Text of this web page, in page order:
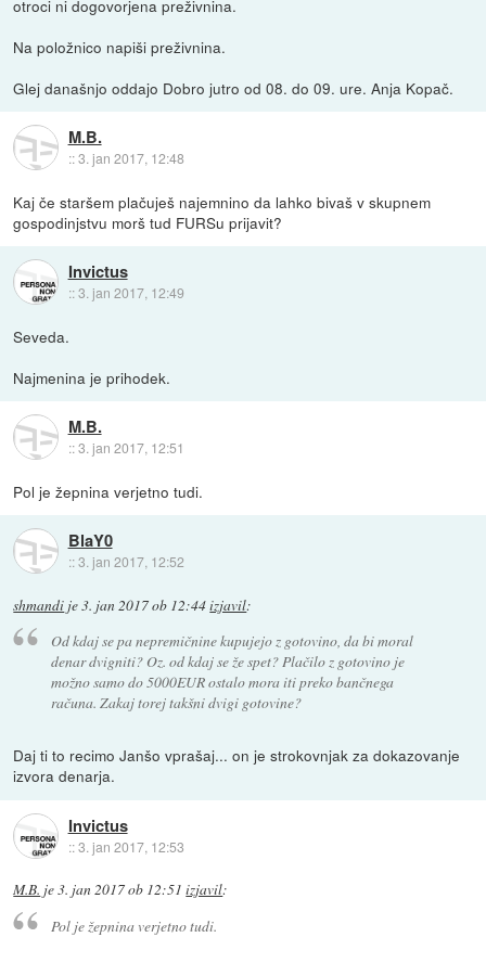
otroci ni dogovorjena preživnina.
Na položnico napiši preživnina.
Glej današnjo oddajo Dobro jutro od 08. do 09. ure. Anja Kopač.
M.B.
::3. jan 2017, 12:48
Kaj če staršem plačuješ najemnino da lahko bivaš v skupnem
gospodinjstvu morš tud FURSu prijavit?
Invictus
::3. jan 2017, 12:49
Seveda.
Najmenina je prihodek.
M.B.
::3. jan 2017, 12:51
Pol je žepnina verjetno tudi.
BlaY0
::3. jan 2017, 12:52
shmandi je3. jan 2017 ob 12:44izjavil:
Od kdaj se pa nepremičnine kupujejo z gotovino, da bi moral
denar dvigniti? Oz. od kdaj se že spet? Plačilo z gotovino je
možno samo do 5000EUR ostalo mora iti preko bančnega
računa. Zakaj torej takšni dvigi gotovine?
Daj ti to recimo Janšo vprašaj... on je strokovnjak za dokazovanje
izvora denarja.
Invictus
::3. jan 2017, 12:53
M.B. je3. jan 2017 ob 12:51 izjavil:
Pol je žepnina verjetno tudi.